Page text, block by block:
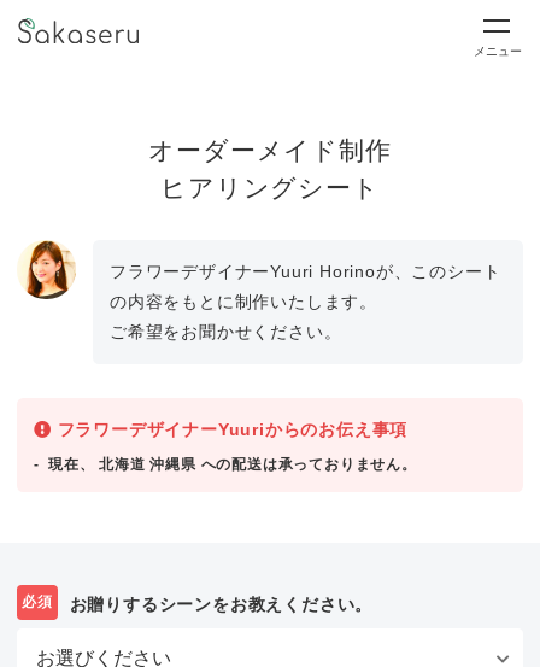
メニュー
オーダーメイド制作
ヒアリングシート
フラワーデザイナーYuuri Horinoが、このシート
の内容をもとに制作いたします。
ご希望をお聞かせください。
フラワーデザイナーYuuriからのお伝え事項
現在、 北海道 沖縄県 への配送は承っておりません。
必須 お贈りするシーンをお教えください。